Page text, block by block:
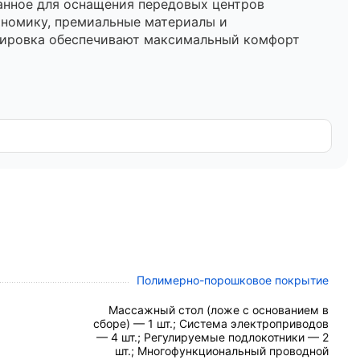
для оснащения передовых центров
премиальные материалы и
обеспечивают максимальный комфорт
Полимерно-порошковое покрытие надежно
ножками диаметром
имитирующий текстуру натуральной
основания достигает 120 мм),
Полимерно-порошковое покрытие
Массажный стол (ложе с основанием в
сборе) — 1 шт.; Система электроприводов
— 4 шт.; Регулируемые подлокотники — 2
шт.; Многофункциональный проводной